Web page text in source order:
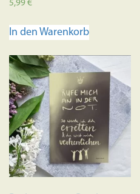
5.00
5,99€
In den Warenkorb